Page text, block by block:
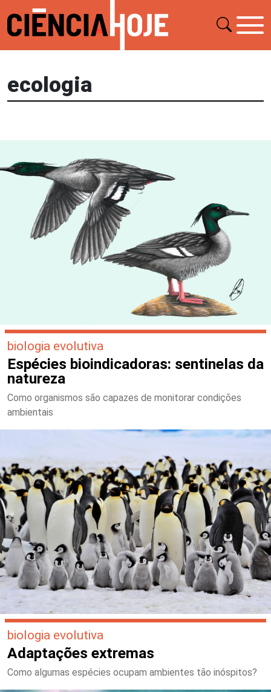
ecologia
biologia evolutiva
Espécies bioindicadoras: sentinelas da
natureza
Como organismos são capazes de monitorar condições
ambientais
biologia evolutiva
Adaptações extremas
Como algumas espécies ocupam ambientes tão inóspitos?